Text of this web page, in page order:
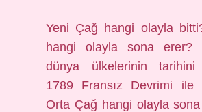
Yeni Çağ hangi olayla
hangi olayla sona erer?
dünya ülkelerinin tarihini
1789 Fransız Devrimi ile
Orta Çağ hangi olayla